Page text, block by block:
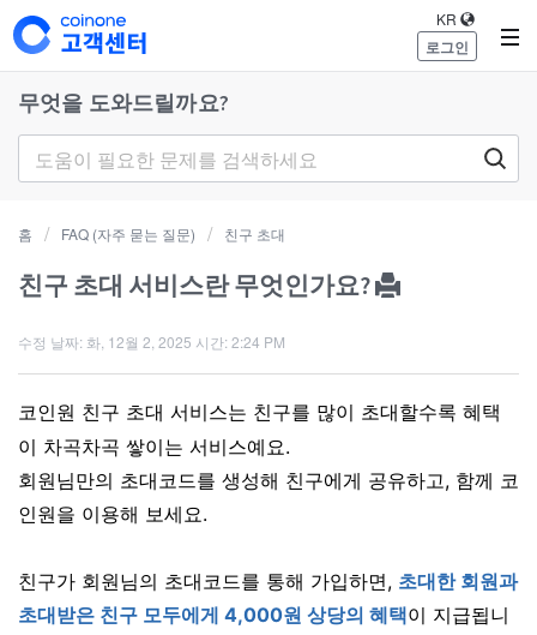
로그인
KR
무엇을 도와드릴까요?
홈 FAQ (자주 묻는 질문) 친구 초대
친구 초대 서비스란 무엇인가요?
수정 날짜: 화, 12월 2, 2025 시간: 2:24 PM
코인원 친구 초대 서비스는 친구를 많이 초대할수록 혜택
이 차곡차곡 쌓이는 서비스예요.
회원님만의 초대코드를 생성해 친구에게 공유하고, 함께 코
인원을 이용해 보세요.
친구가 회원님의 초대코드를 통해 가입하면, 초대한 회원과
초대받은 친구 모두에게 4,000원 상당의 혜택이 지급됩니